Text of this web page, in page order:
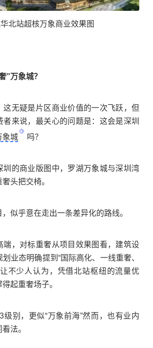
北站超核万象商业效果图
”万象城？
这无疑是片区商业价值的一次飞跃，但
者来说，最关心的问题是：这会是深圳
象城 吗？
圳的商业版图中，罗湖万象城与深圳湾
头把交椅。
似乎意在走出一条差异化的路线。
端，对标重奢从项目效果图看，建筑设
业态明确提到“国际高化、一线重奢、
不少人认为，凭借北站枢纽的流量优
起重奢场子。
级别，更似“万象前海”然而，也有业内
法。